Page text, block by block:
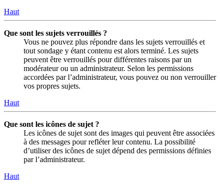
Haut
Que sont les sujets verrouillés ?
Vous ne pouvez plus répondre dans les sujets verrouillés et
tout sondage y étant contenu est alors terminé. Les sujets
peuvent être verrouillés pour différentes raisons par un
modérateur ou un administrateur. Selon les permissions
accordées par l’administrateur, vous pouvez ou non verrouiller
vos propres sujets.
Haut
Que sont les icônes de sujet ?
Les icônes de sujet sont des images qui peuvent être associées
à des messages pour refléter leur contenu. La possibilité
d’utiliser des icônes de sujet dépend des permissions définies
par l’administrateur.
Haut